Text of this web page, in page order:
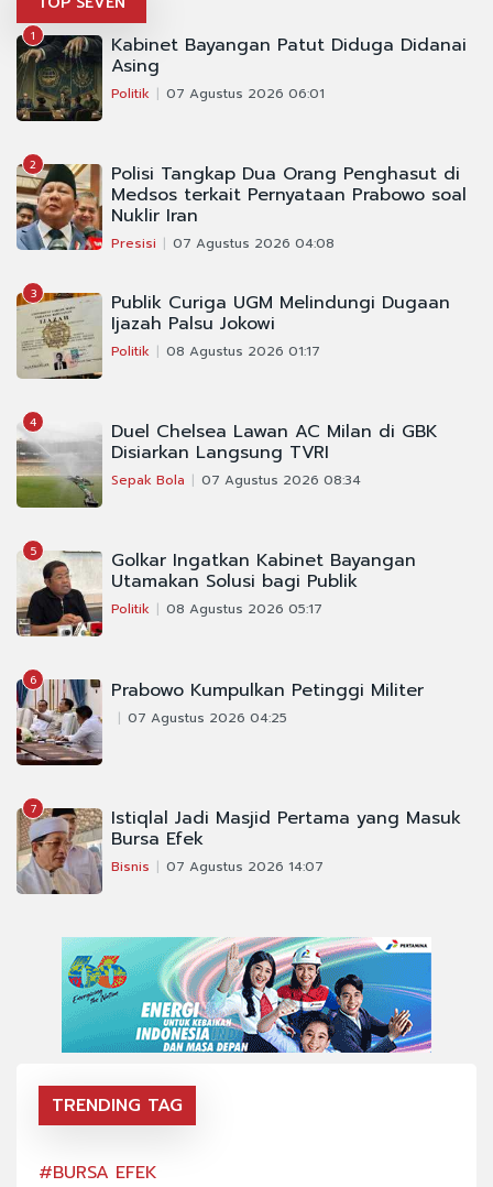
1 Kabinet Bayangan Patut Diduga Didanai
Asing
Politik 07 Agustus 2026 06:01
2 Polisi Tangkap Dua Orang Penghasut di
Medsos terkait Pernyataan Prabowo soal
Nuklir Iran
Presisi 07 Agustus 2026 04:08
3 Publik Curiga UGM Melindungi Dugaan
Ijazah Palsu Jokowi
Politik 08 Agustus 2026 01:17
4 Duel Chelsea Lawan AC Milan di GBK
Disiarkan Langsung TVRI
Sepak Bola 07 Agustus 2026 08:34
5 Golkar Ingatkan Kabinet Bayangan
Utamakan Solusi bagi Publik
Politik 08 Agustus 2026 05:17
6 Prabowo Kumpulkan Petinggi Militer
07 Agustus 2026 04:25
7 Istiqlal Jadi Masjid Pertama yang Masuk
Bursa Efek
Bisnis 07 Agustus 2026 14:07
TRENDING TAG
#BURSA EFEK